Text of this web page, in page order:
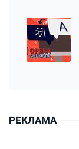
РЕКЛАМА